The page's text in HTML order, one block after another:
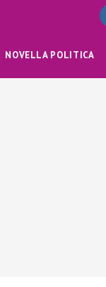
NOVELLA POLITICA